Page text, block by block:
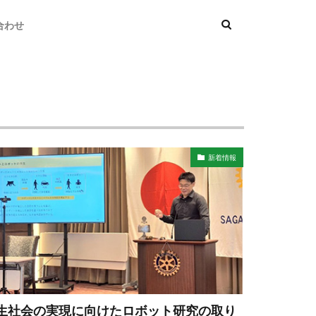
わせ
新着情報
社会の実現に向けたロボット研究の取り